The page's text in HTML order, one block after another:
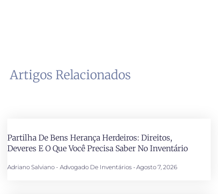
Artigos Relacionados
Partilha De Bens Herança Herdeiros: Direitos,
Deveres E O Que Você Precisa Saber No Inventário
Adriano Salviano - Advogado De Inventários Agosto 7, 2026